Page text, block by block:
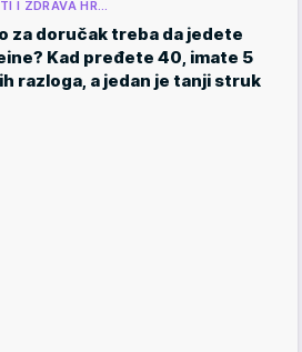
I ZDRAVA HR…
za doručak treba da jedete
Kad pređete 40, imate 5
razloga, a jedan je tanji struk